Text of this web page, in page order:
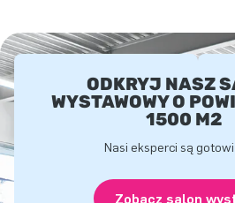
ODKRYJ NASZ
WYSTAWOWY O
1500 M2
Nasi eksperci są
Zobacz salon